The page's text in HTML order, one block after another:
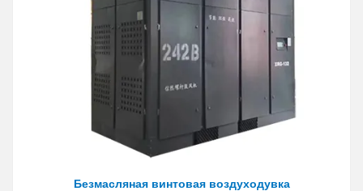
Безмасляная винтовая воздуходувка